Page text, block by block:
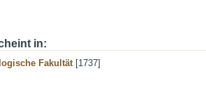
in:
Fakultät[1737]